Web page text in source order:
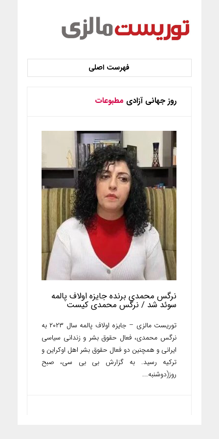
روز جهانی آزادی مطبوعات
نرگس محمدی برنده جایزه اولاف پالمه
سوئد شد / نرگس محمدی کیست
توریست مالزی – جایزه اولاف پالمه سال ۲۰۲۳ به
نرگس محمدی، فعال حقوق بشر و زندانی سیاسی
ایرانی و همچنین دو فعال حقوق بشر اهل اوکراین و
ترکیه رسید. به گزارش بی بی سی، صبح
روز(دوشنبه...